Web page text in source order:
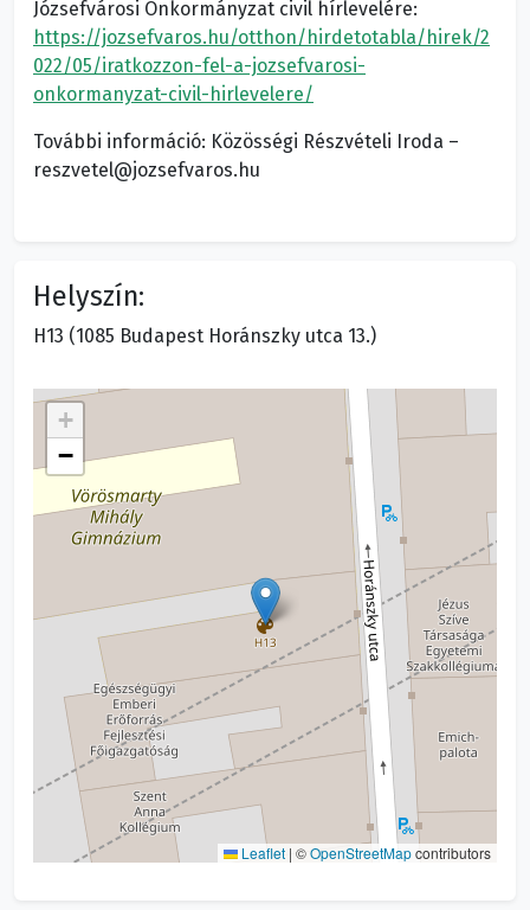
Józsefvárosi Önkormányzat civil hírlevelére:
https://jozsefvaros.hu/otthon/hirdetotabla/hirek/2
022/05/iratkozzon-fel-a-jozsefvarosi-
onkormanyzat-civil-hirlevelere/
További információ: Közösségi Részvételi Iroda –
reszvetel@jozsefvaros.hu
Helyszín:
H13 (1085 Budapest Horánszky utca 13.)
+
−
Leaflet | ©OpenStreetMapcontributors